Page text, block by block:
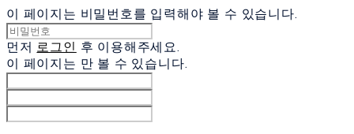
이 페이지는 비밀번호를 입력해야 볼 수 있습니다.
먼저 로그인 후 이용해주세요.
이 페이지는 만 볼 수 있습니다.